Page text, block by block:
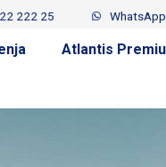
222 25
Atlantis